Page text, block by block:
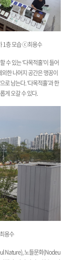
1층 모습ⓒ최용수
수 있는 ‘다목적홀’이 들어
한 나머지 공간은 맹꽁이
로 남는다. ‘다목적홀’과 한
게 오갈 수 있다.
용수
Nature), 노들문화(Nodeu